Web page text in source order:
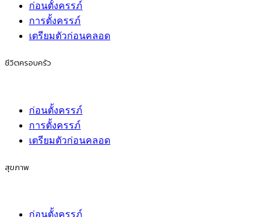
ก่อนตั้งครรภ์
การตั้งครรภ์
เตรียมตัวก่อนคลอด
ชีวิตครอบครัว
ก่อนตั้งครรภ์
การตั้งครรภ์
เตรียมตัวก่อนคลอด
สุขภาพ
ก่อนตั้งครรภ์